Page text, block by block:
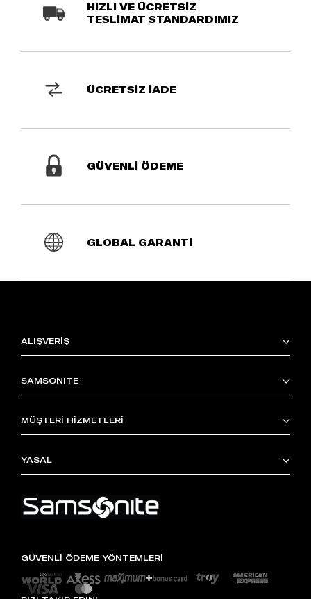
HIZLI VE ÜCRETSİZ
TESLİMAT STANDARDIMIZ
ÜCRETSİZ İADE
GÜVENLİ ÖDEME
GLOBAL GARANTİ
ALIŞVERİŞ
SAMSONITE
MÜŞTERİ HİZMETLERİ
YASAL
GÜVENLİ ÖDEME YÖNTEMLERİ